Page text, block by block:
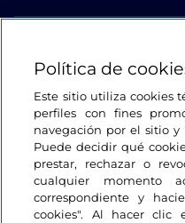
Estamos en contacto
Política de
Este sitio utiliza cookies
perfiles con fines
navegación por el sitio y
Puede decidir qué
prestar, rechazar o
cualquier momento
correspondiente y
cookies". Al hacer clic